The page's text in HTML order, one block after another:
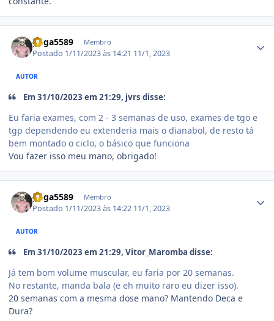
guga5589 Membro
Postado 1/11/2023 às 14:21 11/1, 2023
AUTOR
Em 31/10/2023 em 21:29, jvrs disse:
Eu faria exames, com 2 - 3 semanas de uso, exames de tgo e
tgp dependendo eu extenderia mais o dianabol, de resto tá
bem montado o ciclo, o básico que funciona
Vou fazer isso meu mano, obrigado!
guga5589 Membro
Postado 1/11/2023 às 14:22 11/1, 2023
AUTOR
Em 31/10/2023 em 21:29, Vitor_Maromba disse:
Já tem bom volume muscular, eu faria por 20 semanas.
No restante, manda bala (e eh muito raro eu dizer isso).
20 semanas com a mesma dose mano? Mantendo Deca e
Dura?